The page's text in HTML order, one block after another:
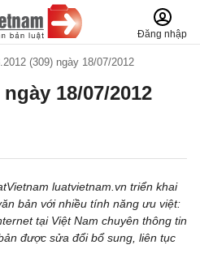
Đăng nhập
(309) ngày 18/07/2012
18/07/2012
luatvietnam.vn triển khai
bản với nhiều tính năng ưu việt:
tại Việt Nam chuyên thông tin
được sửa đổi bổ sung, liên tục